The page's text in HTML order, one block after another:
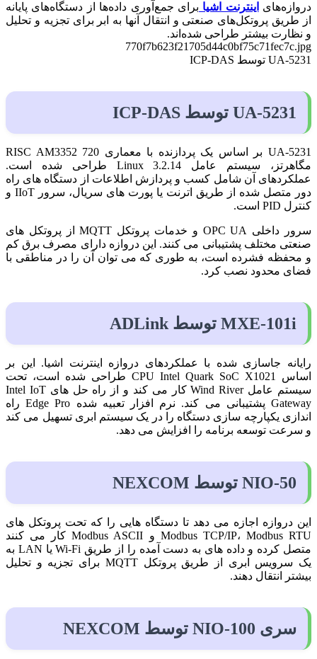
دروازه‌های اینترنت اشیا برای جمع‌آوری داده‌ها از دستگاه‌های پایانه
از طریق پروتکل‌های صنعتی و انتقال آنها به ابر برای تجزیه و تحلیل
و نظارت بیشتر طراحی شده‌اند.
770f7b623f21705d44c0bf75c71fec7c.jpg
UA-5231 توسط ICP-DAS
UA-5231 توسط ICP-DAS
UA-5231 بر اساس یک پردازنده با معماری RISC AM3352 720
مگاهرتز، سیستم عامل Linux 3.2.14 طراحی شده است.
عملکردهای آن شامل کسب و پردازش اطلاعات از دستگاه های راه
دور متصل شده از طریق اترنت یا پورت های سریال، سرور IIoT و
کنترل PID است.
سرور داخلی OPC UA و خدمات پروتکل MQTT از پروتکل های
صنعتی مختلف پشتیبانی می کنند. این دروازه دارای مصرف برق کم
و محفظه فشرده است، به طوری که می توان آن را در مناطقی با
فضای محدود نصب کرد.
MXE-101i توسط ADLink
رایانه جاسازی شده با عملکردهای دروازه اینترنت اشیا. این بر
اساس CPU Intel Quark SoC X1021 طراحی شده است، تحت
سیستم عامل Wind River کار می کند و از راه حل های Intel IoT
Gateway پشتیبانی می کند. نرم افزار تعبیه شده Edge Pro راه
اندازی یکپارچه سازی دستگاه را در یک سیستم ابری تسهیل می کند
و سرعت توسعه برنامه را افزایش می دهد.
NIO-50 توسط NEXCOM
این دروازه اجازه می دهد تا دستگاه هایی را که تحت پروتکل های
Modbus TCP/IP، Modbus RTU و Modbus ASCII کار می کنند
متصل کرده و داده های به دست آمده را از طریق Wi-Fi یا LAN به
یک سرویس ابری از طریق پروتکل MQTT برای تجزیه و تحلیل
بیشتر انتقال دهند.
سری NIO-100 توسط NEXCOM